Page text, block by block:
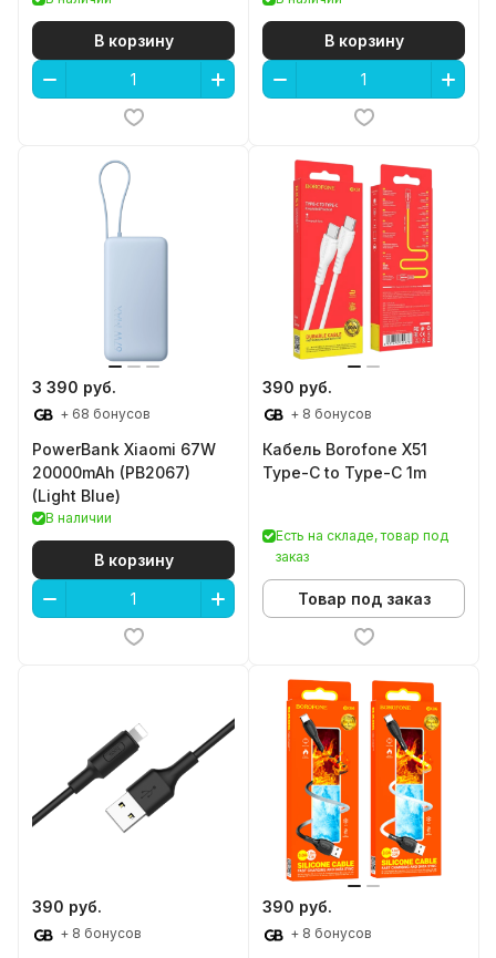
(WPB1007Z) (Violet)
В корзину В корзину
3 390 руб.
+ 68 бонусов
PowerBank Xiaomi 67W
20000mAh (PB2067)
(Light Blue)
В наличии
В корзину
390 руб.
+ 8 бонусов
Кабель Borofone X51
Type-C to Type-C 1m
Есть на складе, товар под
заказ
Товар под заказ
390 руб.
+ 8 бонусов
390 руб.
+ 8 бонусов